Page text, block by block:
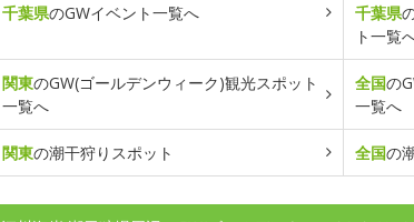
千葉県のGWイベント一覧へ 千葉県
ト一覧
関東のGW(ゴールデンウィーク)観光スポット
一覧へ
全国の
一覧へ
関東の潮干狩りスポット 全国の